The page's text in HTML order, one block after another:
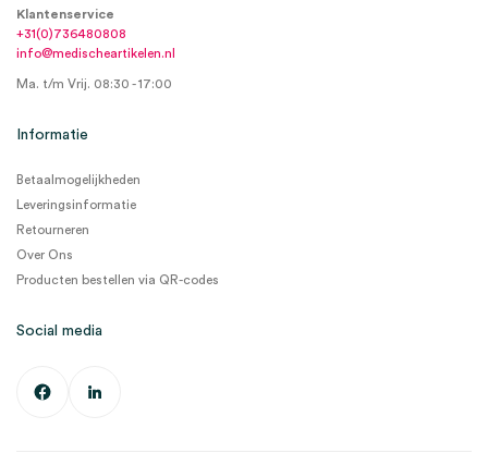
Klantenservice
+31(0)736480808
info@medischeartikelen.nl
Ma. t/m Vrij. 08:30 - 17:00
Informatie
Betaalmogelijkheden
Leveringsinformatie
Retourneren
Over Ons
Producten bestellen via QR-codes
Social media